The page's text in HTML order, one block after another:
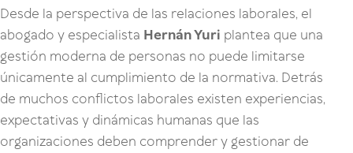
Desde la perspectiva de las relaciones laborales, el
abogado y especialista Hernán Yuri plantea que una
gestión moderna de personas no puede limitarse
únicamente al cumplimiento de la normativa. Detrás
de muchos conflictos laborales existen experiencias,
expectativas y dinámicas humanas que las
organizaciones deben comprender y gestionar de